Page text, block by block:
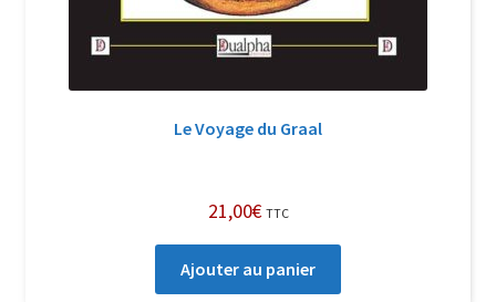
Le Voyage du Graal
21,00€ TTC
Ajouter au panier